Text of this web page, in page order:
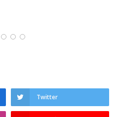
Twitter